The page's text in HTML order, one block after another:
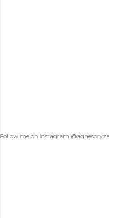
Follow me on Instagram @agnesoryza